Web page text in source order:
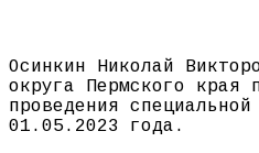
Осинкин Николай
округа Пермского края
проведения
01.05.2023 года.